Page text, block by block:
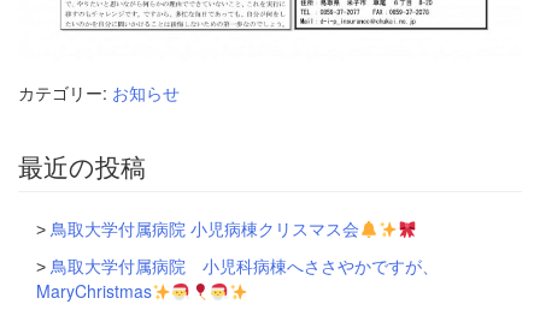
カテゴリー: お知らせ
最近の投稿
鳥取大学付属病院 小児病棟クリスマス会
鳥取大学付属病院 小児科病棟へささやかですが、
MaryChristmas